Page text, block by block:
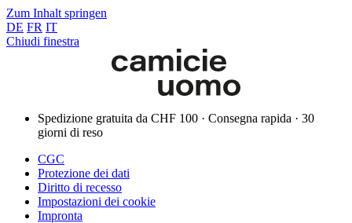
Zum Inhalt springen
DE FR IT
Chiudi finestra
Spedizione gratuita da CHF 100 · Consegna rapida · 30
giorni di reso
CGC
Protezione dei dati
Diritto di recesso
Impostazioni dei cookie
Impronta